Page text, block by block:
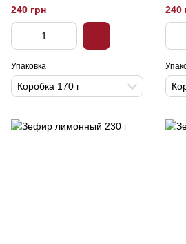
шоколаде 170 г
240 грн
Упаковка
Коробка 170 г
г
240